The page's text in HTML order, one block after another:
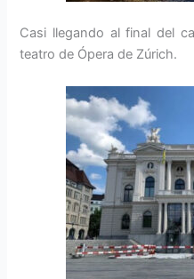
Casi llegando al final del
teatro de Ópera de Zúrich.